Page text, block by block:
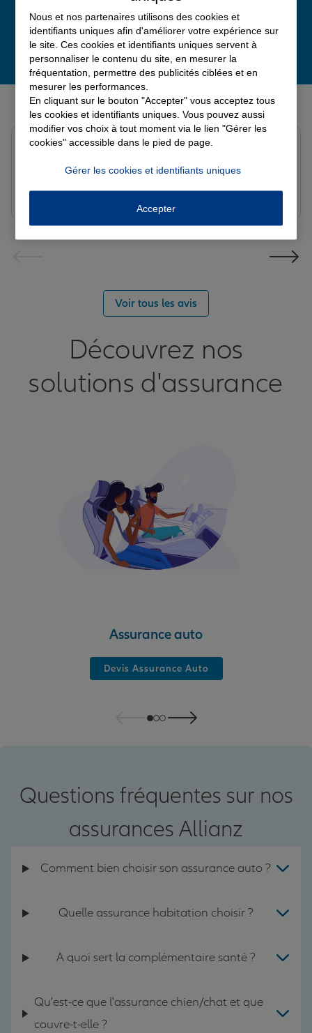
Derniers avis de nos agences Allianz
Le 09/08/2026 - Agence LANGRES-SAINT GEOSMES
Fanny B.
Voir tous les avis
Découvrez nos
solutions d'assurance
Assurance auto
Devis Assurance Auto
Questions fréquentes sur nos
assurances Allianz
Comment bien choisir son assurance auto ?
Quelle assurance habitation choisir ?
A quoi sert la complémentaire santé ?
Qu'est-ce que l'assurance chien/chat et que
couvre-t-elle ?
Nous et nos partenaires utilisons des cookies et
identifiants uniques afin d'améliorer votre expérience sur
le site. Ces cookies et identifiants uniques servent à
personnaliser le contenu du site, en mesurer la
fréquentation, permettre des publicités ciblées et en
mesurer les performances.
En cliquant sur le bouton "Accepter" vous acceptez tous
les cookies et identifiants uniques. Vous pouvez aussi
modifier vos choix à tout moment via le lien "Gérer les
cookies" accessible dans le pied de page.
Gérer les cookies et identifiants uniques
Accepter